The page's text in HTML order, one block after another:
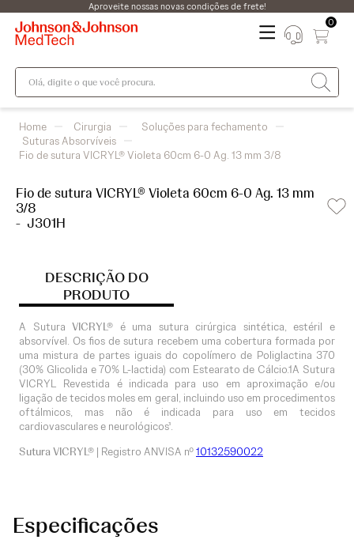
Aproveite nossas novas condições de frete!
0
Olá, digite o que você procura.
Cirurgia
Soluções para fechamento
Suturas Absorvíveis
Fio de sutura VICRYL® Violeta 60cm 6-0 Ag. 13 mm 3/8
Fio de sutura VICRYL® Violeta 60cm 6-0 Ag. 13 mm
3/8
- J301H
DESCRIÇÃO DO
PRODUTO
A Sutura VICRYL® é uma sutura cirúrgica sintética, estéril e
absorvível. Os fios de sutura recebem uma cobertura formada por
uma mistura de partes iguais do copolímero de Poliglactina 370
(30% Glicolida e 70% L-lactida) com Estearato de Cálcio.1A Sutura
VICRYL Revestida é indicada para uso em aproximação e/ou
ligação de tecidos moles em geral, incluindo uso em procedimentos
oftálmicos, mas não é indicada para uso em tecidos
cardiovasculares e neurológicos¹.
Sutura VICRYL® | Registro ANVISA nº10132590022
Especificações